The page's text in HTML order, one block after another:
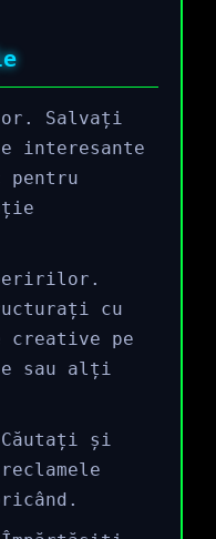
Salvați
interesante
cu
creative pe
sau alți
Căutați și